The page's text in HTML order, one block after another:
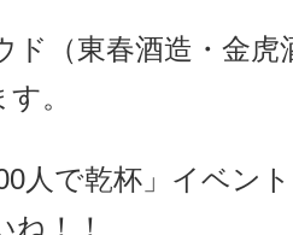
ド（東春酒造・金虎
。
人で乾杯」イベン
！！